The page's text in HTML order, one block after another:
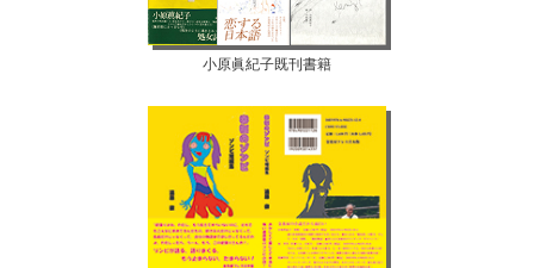
小原眞紀子既刊書籍